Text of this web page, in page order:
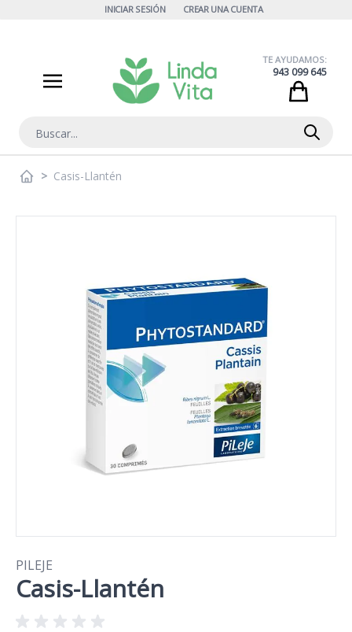
INICIAR SESIÓN CREAR UNA CUENTA
Buscar
TE AYUDAMOS:
943 099 645
> Casis-Llantén
PILEJE
Casis-Llantén